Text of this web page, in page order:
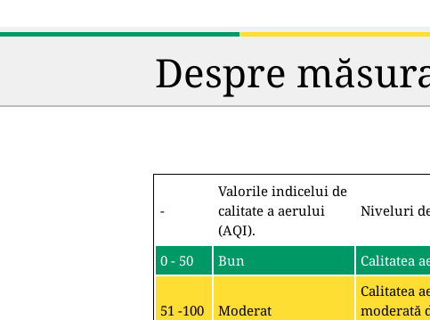
Despre
-
Valorile indicelui de
calitate a aerului
(AQI).
Niveluri
0 - 50 Bun Calitatea
51 -100 Moderat
Calitatea
moderată